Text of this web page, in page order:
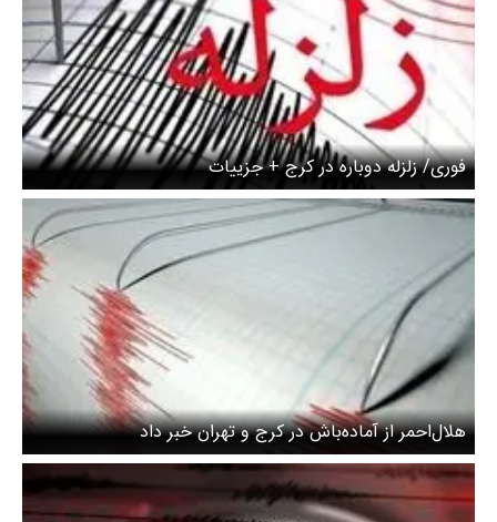
فوری/ زلزله دوباره در کرج + جزییات
هلال‌احمر از آماده‌باش در کرج و تهران خبر داد